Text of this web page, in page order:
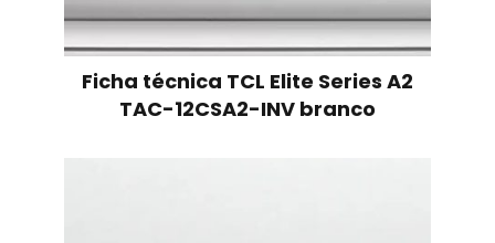
Ficha técnica TCL Elite Series A2
TAC-12CSA2-INV branco